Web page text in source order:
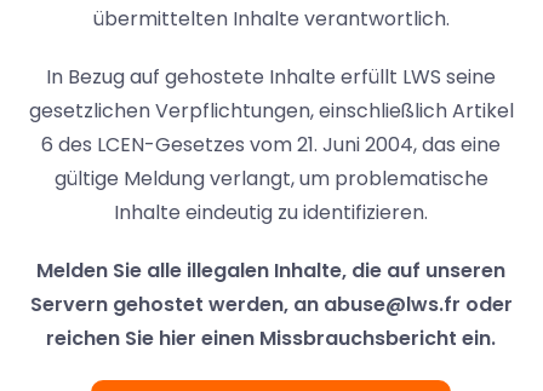
übermittelten Inhalte verantwortlich.
In Bezug auf gehostete Inhalte erfüllt LWS seine
gesetzlichen Verpflichtungen, einschließlich Artikel
6 des LCEN-Gesetzes vom 21. Juni 2004, das eine
gültige Meldung verlangt, um problematische
Inhalte eindeutig zu identifizieren.
Melden Sie alle illegalen Inhalte, die auf unseren
Servern gehostet werden, an abuse@lws.fr oder
reichen Sie hier einen Missbrauchsbericht ein.